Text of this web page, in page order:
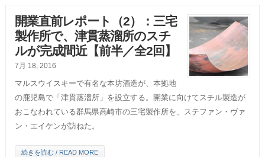
開業直前レポート（2）：三宅
製作所で、津貫蒸溜所のスチ
ルが完成間近【前半／全2回】
7月 18, 2016
マルスウイスキーで有名な本坊酒造が、本拠地
の鹿児島で「津貫蒸溜所」を設立する。開業に向けてスチル製造が
おこなわれている群馬県高崎市の三宅製作所を、ステファン・ヴァ
ン・エイケンが訪ねた。
続きを読む / READ MORE